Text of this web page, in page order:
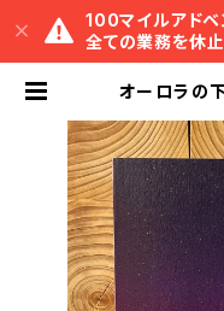
100マイルアドベ
全ての業務を休止
オーロラの